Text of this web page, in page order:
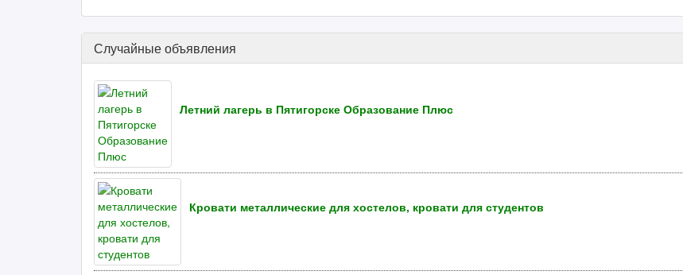
Случайные объявления
Летний лагерь в Пятигорске Образование Плюс
Кровати металлические для хостелов, кровати для студентов